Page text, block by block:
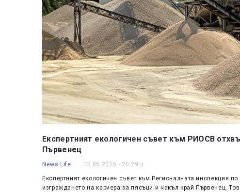
Експертният екологичен съвет към РИОСВ
Първенец
News Life 12.05.2025 - 20:29 ч.
Експертният екологичен съвет към Регионалната инспекция
изграждането на кариера за пясъци и чакъл край Първенец.